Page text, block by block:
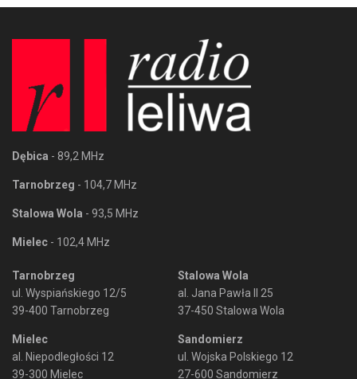
Dębica - 89,2 MHz
Tarnobrzeg - 104,7 MHz
Stalowa Wola - 93,5 MHz
Mielec - 102,4 MHz
Tarnobrzeg
ul. Wyspiańskiego 12/5
39-400 Tarnobrzeg
Mielec
al. Niepodległości 12
39-300 Mielec
Stalowa Wola
al. Jana Pawła II 25
37-450 Stalowa Wola
Sandomierz
ul. Wojska Polskiego 12
27-600 Sandomierz